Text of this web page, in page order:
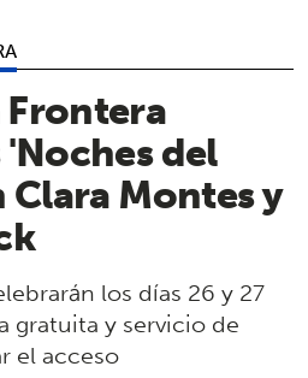
del
Montes y
los días 26 y 27
gratuita y servicio de
el acceso